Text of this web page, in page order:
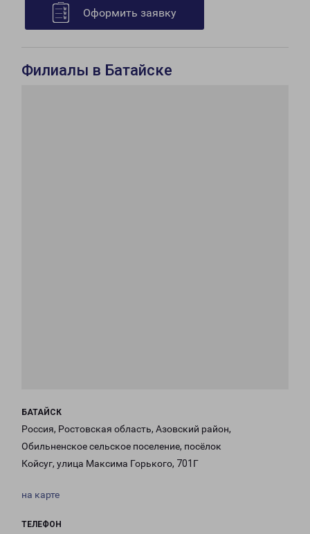
Оформить заявку
Филиалы в Батайске
БАТАЙСК
Россия, Ростовская область, Азовский район,
Обильненское сельское поселение, посёлок
Койсуг, улица Максима Горького, 701Г
на карте
ТЕЛЕФОН